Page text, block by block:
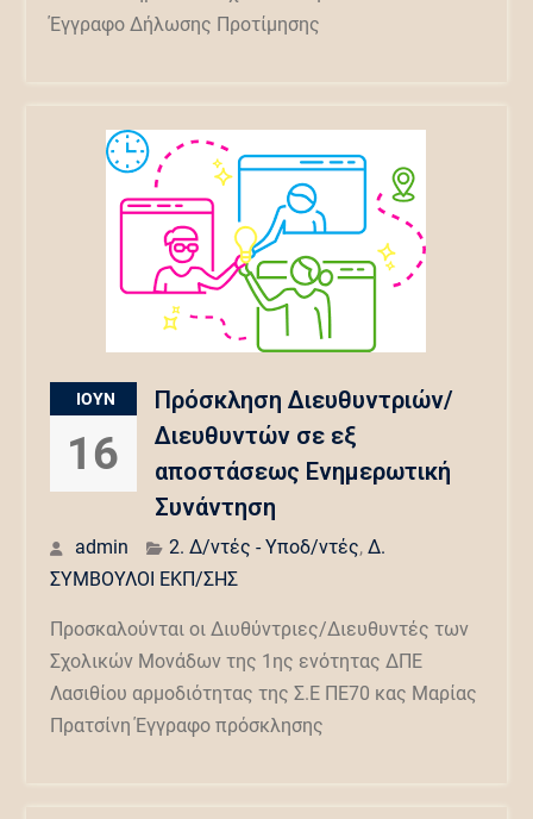
Έγγραφο Δήλωσης Προτίμησης
ΙΟΎΝ
16
Πρόσκληση Διευθυντριών/
Διευθυντών σε εξ
αποστάσεως Ενημερωτική
Συνάντηση
admin 2. Δ/ντές - Υποδ/ντές, Δ.
ΣΥΜΒΟΥΛΟΙ ΕΚΠ/ΣΗΣ
Προσκαλούνται οι Διυθύντριες/Διευθυντές των
Σχολικών Μονάδων της 1ης ενότητας ΔΠΕ
Λασιθίου αρμοδιότητας της Σ.Ε ΠΕ70 κας Μαρίας
Πρατσίνη Έγγραφο πρόσκλησης